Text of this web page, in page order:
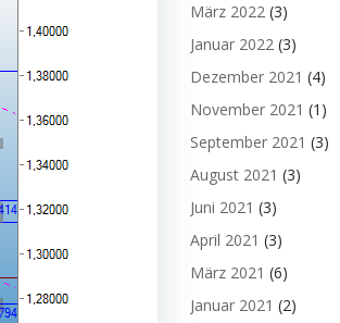
März 2022 (3)
Januar 2022 (3)
Dezember 2021 (4)
November 2021 (1)
September 2021 (3)
August 2021 (3)
Juni 2021 (3)
April 2021 (3)
März 2021 (6)
Januar 2021 (2)